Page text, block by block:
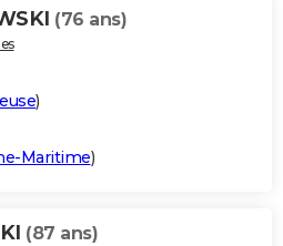
(76 ans)
)
Maritime)
(87 ans)